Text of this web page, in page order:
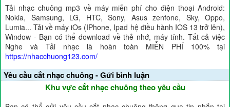
Tải nhạc chuông mp3 về máy miễn phí cho điện thoại Android:
Nokia, Samsung, LG, HTC, Sony, Asus zenfone, Sky, Oppo,
Lumia... Tải về máy iOs (IPhone, Ipad hệ điều hành IOS 13 trở lên),
Window - Bạn có thể download về thẻ nhớ, máy tính. Tất cả việc
Nghe và Tải nhạc là hoàn toàn MIỄN PHÍ 100% tại
https://nhacchuong123.com/
Yêu cầu cắt nhạc chuông - Gửi bình luận
Khu vực cắt nhạc chuông theo yêu cầu